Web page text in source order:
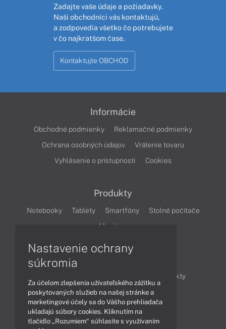
Zadajte vaše údaje a požiadavky.
Naši obchodníci vás kontaktujú,
a zodpovedia všetko čo potrebujete
v čo najkratšom čase.
Kontaktujte OBCHOD
Informácie
Obchodné podmienky
Reklamačné podmienky
Ochrana osobných údajov
Vrátenie tovaru
Vyhlásenie o prístupnosti
Cookies
Produkty
Notebooky Tablety Smartfóny
Stolné počítače
Monitory
Produkty
Technológie
Videá
Obsah
Nastavenie ochrany
súkromia
Za účelom zlepšenia užívateľského zážitku a
poskytovaných služieb na našej stránke a
marketingové účely sa do Vášho prehliadača
ukladajú súbory cookies. Kliknutím na
tlačidlo „Rozumiem“ súhlasíte s využívaním